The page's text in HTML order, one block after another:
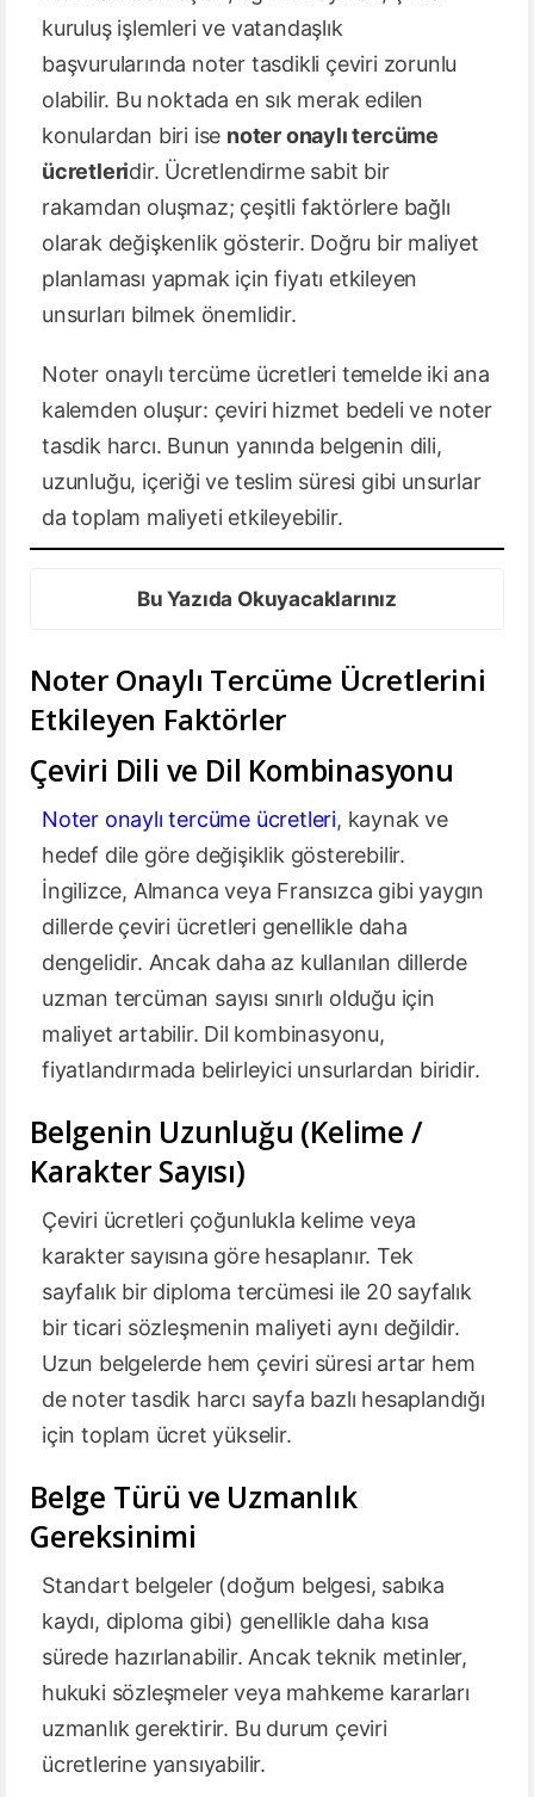
kuruluş işlemleri ve vatandaşlık
başvurularında noter tasdikli çeviri zorunlu
olabilir. Bu noktada en sık merak edilen
konulardan biri ise noter onaylı tercüme
ücretleridir. Ücretlendirme sabit bir
rakamdan oluşmaz; çeşitli faktörlere bağlı
olarak değişkenlik gösterir. Doğru bir maliyet
planlaması yapmak için fiyatı etkileyen
unsurları bilmek önemlidir.
Noter onaylı tercüme ücretleri temelde iki ana
kalemden oluşur: çeviri hizmet bedeli ve noter
tasdik harcı. Bunun yanında belgenin dili,
uzunluğu, içeriği ve teslim süresi gibi unsurlar
da toplam maliyeti etkileyebilir.
Bu Yazıda Okuyacaklarınız
Noter Onaylı Tercüme Ücretlerini
Etkileyen Faktörler
Çeviri Dili ve Dil Kombinasyonu
Noter onaylı tercüme ücretleri, kaynak ve
hedef dile göre değişiklik gösterebilir.
İngilizce, Almanca veya Fransızca gibi yaygın
dillerde çeviri ücretleri genellikle daha
dengelidir. Ancak daha az kullanılan dillerde
uzman tercüman sayısı sınırlı olduğu için
maliyet artabilir. Dil kombinasyonu,
fiyatlandırmada belirleyici unsurlardan biridir.
Belgenin Uzunluğu (Kelime /
Karakter Sayısı)
Çeviri ücretleri çoğunlukla kelime veya
karakter sayısına göre hesaplanır. Tek
sayfalık bir diploma tercümesi ile 20 sayfalık
bir ticari sözleşmenin maliyeti aynı değildir.
Uzun belgelerde hem çeviri süresi artar hem
de noter tasdik harcı sayfa bazlı hesaplandığı
için toplam ücret yükselir.
Belge Türü ve Uzmanlık
Gereksinimi
Standart belgeler (doğum belgesi, sabıka
kaydı, diploma gibi) genellikle daha kısa
sürede hazırlanabilir. Ancak teknik metinler,
hukuki sözleşmeler veya mahkeme kararları
uzmanlık gerektirir. Bu durum çeviri
ücretlerine yansıyabilir.